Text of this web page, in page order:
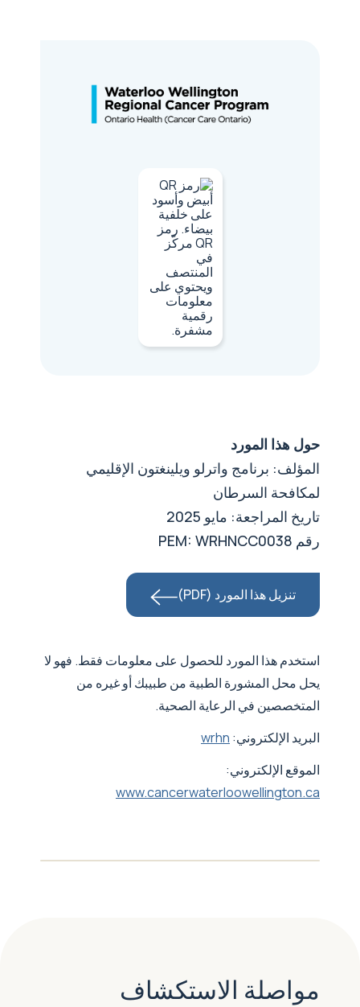
حول هذا المورد
المؤلف: برنامج واترلو ويلينغتون الإقليمي
لمكافحة السرطان
تاريخ المراجعة: مايو 2025
رقم PEM: WRHNCC0038
تنزيل هذا المورد (PDF)
استخدم هذا المورد للحصول على معلومات فقط. فهو لا
يحل محل المشورة الطبية من طبيبك أو غيره من
المتخصصين في الرعاية الصحية.
البريد الإلكتروني: wrhn
الموقع الإلكتروني:
www.cancerwaterloowellington.ca
مواصلة الاستكشاف